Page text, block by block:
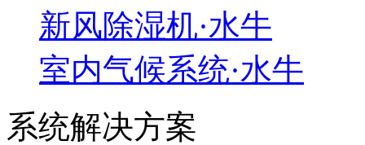
新风除湿机·水牛
室内气候系统·水牛
系统解决方案